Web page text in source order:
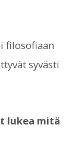
filosofiaan
syvästi
lukea mitä